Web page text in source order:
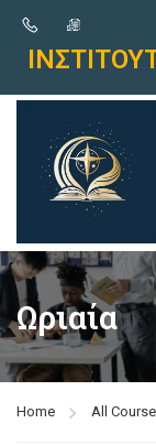
Ωριαία
Home All